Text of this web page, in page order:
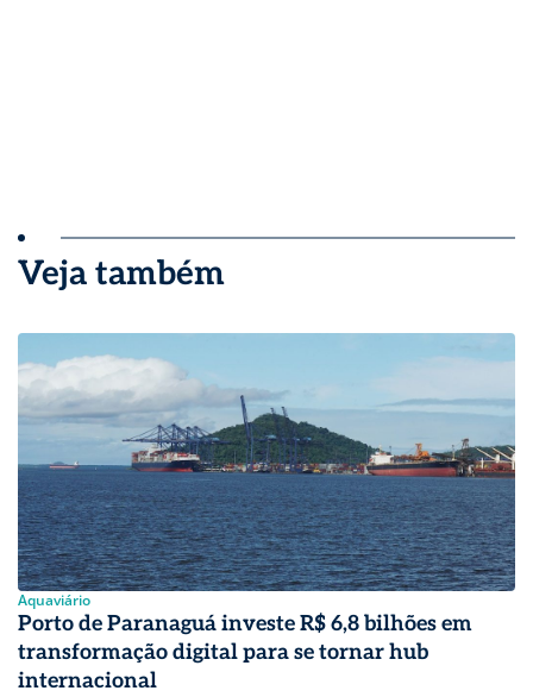
Veja também
Aquaviário
Porto de Paranaguá investe R$ 6,8 bilhões em
transformação digital para se tornar hub
internacional